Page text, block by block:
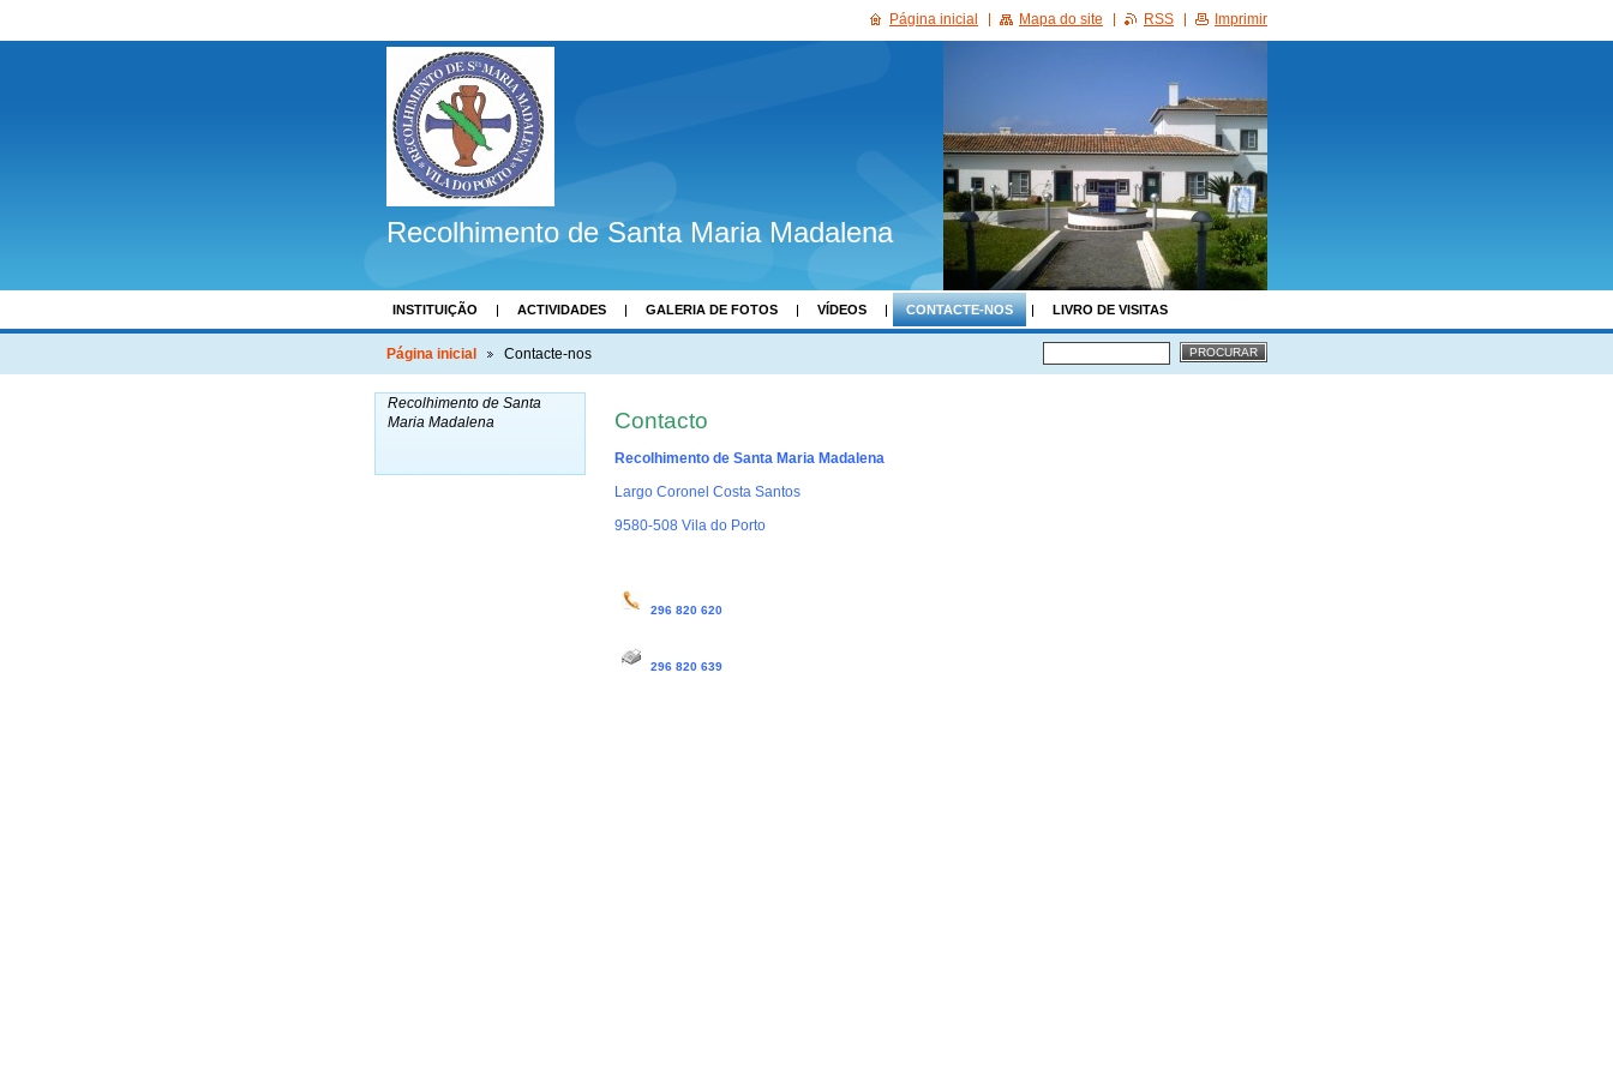
Recolhimento de Santa Maria Madalena
INSTITUIÇÃO ACTIVIDADES GALERIA DE FOTOS VÍDEOS CONTACTE-NOS LIVRO DE VISITAS
COMENTÁRIOS
Página inicial Contacte-nos
Contacto
Recolhimento de Santa Maria Madalena
Largo Coronel Costa Santos
9580-508 Vila do Porto
296 820 620
296 820 639
Recolhimento de Santa
Maria Madalena
Página inicial Mapa do site RSS Imprimir